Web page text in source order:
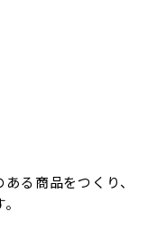
る商品をつくり、